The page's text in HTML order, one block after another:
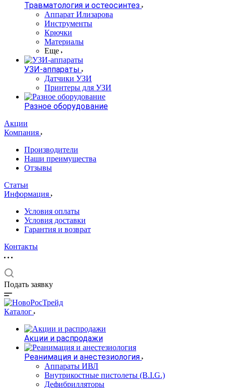
Травматология и остеосинтез
Аппарат Илизарова
Инструменты
Крючки
Материалы
Еще
УЗИ-аппараты
Датчики УЗИ
Принтеры для УЗИ
Разное оборудование
Акции
Компания
Производители
Наши преимущества
Отзывы
Статьи
Информация
Условия оплаты
Условия доставки
Гарантия и возврат
Контакты
Подать заявку
Каталог
Акции и распродажи
Реанимация и анестезиология
Аппараты ИВЛ
Внутрикостные пистолеты (B.I.G.)
Дефибрилляторы